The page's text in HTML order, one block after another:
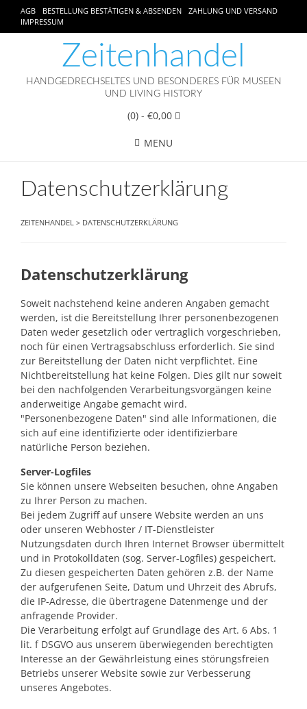
AGB BESTELLUNG BESTÄTIGEN & ABSENDEN
ZAHLUNG UND VERSAND
IMPRESSUM
Zeitenhandel
HANDGEDRECHSELTES UND BESONDERES FÜR MUSEEN
UND LIVING HISTORY
(0)- €0,00
MENU
Datenschutzerklärung
ZEITENHANDEL > DATENSCHUTZERKLÄRUNG
Datenschutzerklärung
Soweit nachstehend keine anderen Angaben gemacht
werden, ist die Bereitstellung Ihrer personenbezogenen
Daten weder gesetzlich oder vertraglich vorgeschrieben,
noch für einen Vertragsabschluss erforderlich. Sie sind
zur Bereitstellung der Daten nicht verpflichtet. Eine
Nichtbereitstellung hat keine Folgen. Dies gilt nur soweit
bei den nachfolgenden Verarbeitungsvorgängen keine
anderweitige Angabe gemacht wird.
"Personenbezogene Daten" sind alle Informationen, die
sich auf eine identifizierte oder identifizierbare
natürliche Person beziehen.
Server-Logfiles
Sie können unsere Webseiten besuchen, ohne Angaben
zu Ihrer Person zu machen.
Bei jedem Zugriff auf unsere Website werden an uns
oder unseren Webhoster / IT-Dienstleister
Nutzungsdaten durch Ihren Internet Browser übermittelt
und in Protokolldaten (sog. Server-Logfiles) gespeichert.
Zu diesen gespeicherten Daten gehören z.B. der Name
der aufgerufenen Seite, Datum und Uhrzeit des Abrufs,
die IP-Adresse, die übertragene Datenmenge und der
anfragende Provider.
Die Verarbeitung erfolgt auf Grundlage des Art. 6 Abs. 1
lit. f DSGVO aus unserem überwiegenden berechtigten
Interesse an der Gewährleistung eines störungsfreien
Betriebs unserer Website sowie zur Verbesserung
unseres Angebotes.